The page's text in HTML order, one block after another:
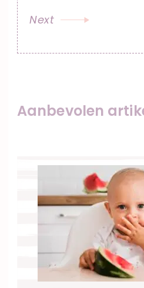
Next
Aanbevolen